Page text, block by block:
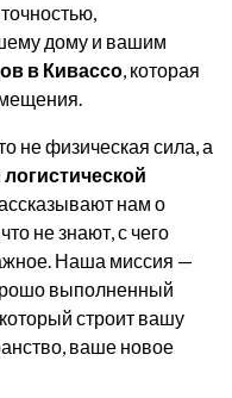
дому и вашим
в Кивассо, которая
не физическая сила, а
нам о
не знают, с чего
Наша миссия —
выполненный
строит вашу
ваше новое